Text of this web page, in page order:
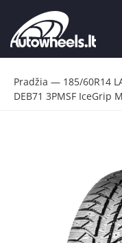
Pradžia — 185/60R14
DEB71 3PMSF IceGrip